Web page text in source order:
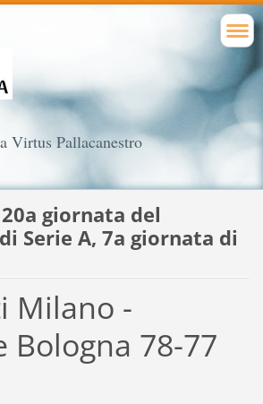
Virtus Pallacanestro
giornata del
Serie A, 7a giornata di
Milano -
Bologna 78-77